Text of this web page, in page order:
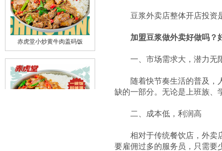
豆浆外卖店整体开店投资是
加盟豆浆做外卖好做吗？
一、市场需求大，潜力无
随着快节奏生活的普及，人
缺的一部分。无论是上班族、
二、成本低，利润高
相对于传统餐饮店，外卖店
要雇佣过多的服务员，只需要